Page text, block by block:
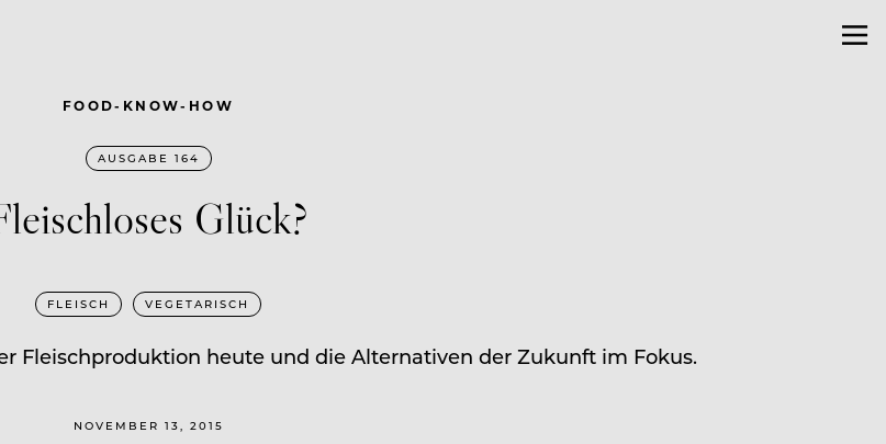
FOOD-KNOW-HOW
AUSGABE 164
Glück?
FLEISCH VEGETARISCH
Fleischproduktion heute und die Alternativen der Zukunft im Fokus.
NOVEMBER 13, 2015